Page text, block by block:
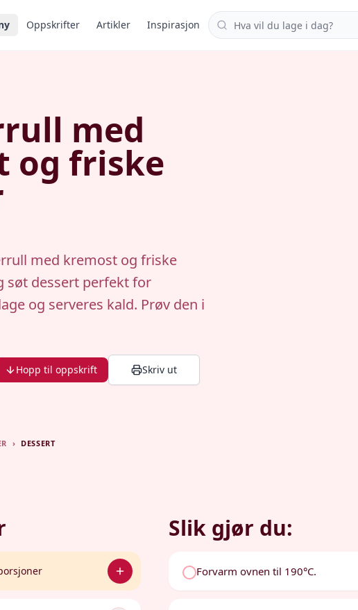
Oppskrifter Artikler Inspirasjon Søk i oppskrifter
med
og friske
med kremost og friske
søt dessert perfekt for
og serveres kald. Prøv den i
Hopp til oppskrift Skriv ut
› DESSERT
Slik gjør du:
Forvarm ovnen til 190°C.